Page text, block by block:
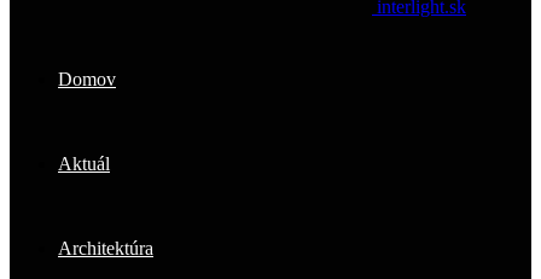
interlight.sk
Domov
Aktuál
Architektúra